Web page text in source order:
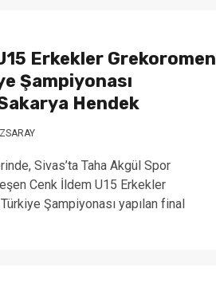
Erkekler Grekoromen
Şampiyonası
Hendek
Sivas’ta Taha Akgül Spor
Cenk İldem U15 Erkekler
Şampiyonası yapılan final